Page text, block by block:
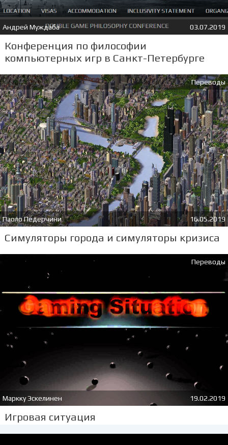
Андрей Муждаба 03.07.2019
Конференция по философии
компьютерных игр в Санкт-Петербурге
Переводы
Паоло Педерчини 16.05.2019
Симуляторы города и симуляторы кризиса
Переводы
Маркку Эскелинен 19.02.2019
Игровая ситуация